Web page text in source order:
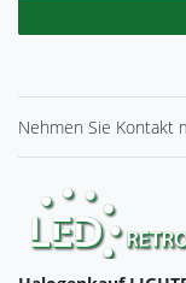
Nehmen Sie Kontakt